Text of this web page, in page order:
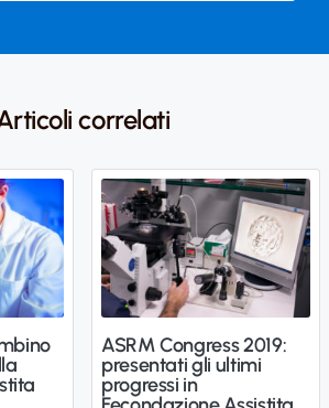
correlati
ASRM Congress 2019:
presentati gli ultimi
progressi in